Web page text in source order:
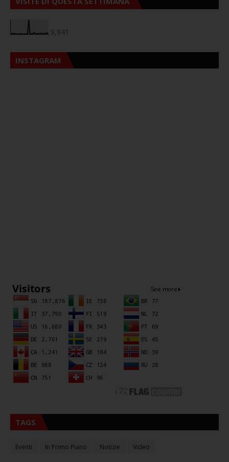
9,941
INSTAGRAM
TAGS
Eventi In Primo Piano Notizie Video